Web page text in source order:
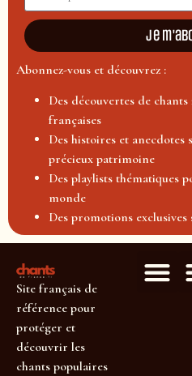
Je
Abonnez-vous et découvrez :
Des découvertes de
françaises
Des histoires et
précieux patrimoine
Des playlists thématiques
monde
Des promotions exclusives
Site français de
référence pour
protéger et
découvrir les
chants populaires